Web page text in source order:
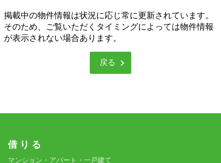
お気に入り
掲載中の物件情報は状況に応じ常に更新されています。
そのため、ご覧いただくタイミングによっては物件情報
が表示されない場合あります。
戻る
借 り る
マンション・アパート・一戸建て